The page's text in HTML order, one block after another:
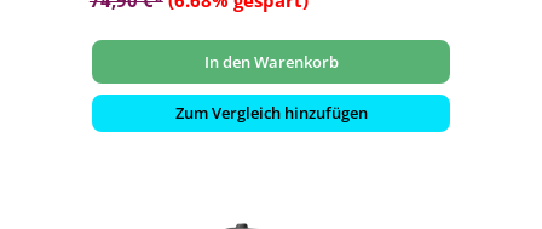
In den Warenkorb
Zum Vergleich hinzufügen